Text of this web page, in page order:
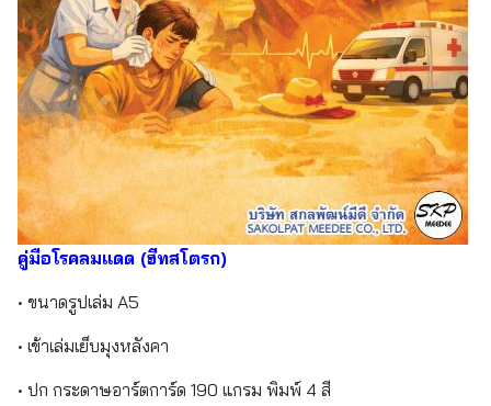
คู่มือโรคลมแดด (ฮีทสโตรก)
• ขนาดรูปเล่ม A5
• เข้าเล่มเย็บมุงหลังคา
• ปก กระดาษอาร์ตการ์ด 190 แกรม พิมพ์ 4 สี